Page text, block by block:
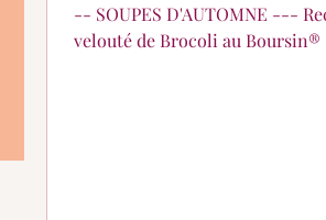
-- SOUPES D'AUTOMNE ---
velouté de Brocoli au Boursin®